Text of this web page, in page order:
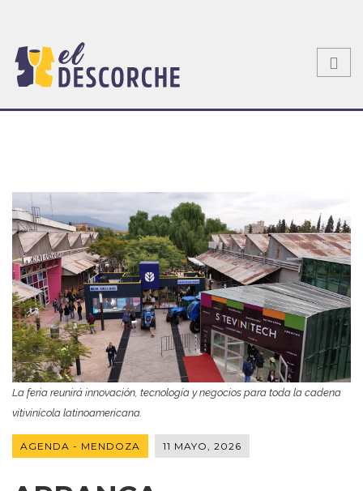
La feria reunirá innovación, tecnología y negocios para toda la cadena
vitivinícola latinoamericana.
AGENDA - MENDOZA 11 MAYO, 2026